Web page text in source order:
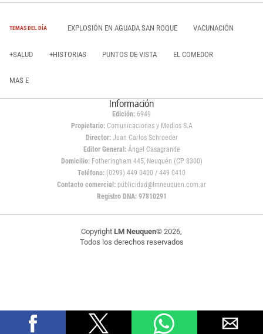
TEMAS DEL DÍA EXPLOSIÓN EN AGUADA SAN ROQUE VACUNACIÓN
+SALUD +HISTORIAS PUNTOS DE VISTA EL COMEDOR
MAS E
Información
Edición: 6949
Propietario:Comunicaciones y Medios S.A
Director: Juan Carlos Schroeder
Editor General:Ángel Casagrande
Domicilio:Fotheringham 445, Neuquén (CP 8300)
Teléfono: (0299) 449 0400 / 449 0410
Contacto comercial: publicidad@lmneuquen.com.ar
Registro DNA: 97810291
Copyright LM Neuquen© 2026,
Todos los derechos reservados